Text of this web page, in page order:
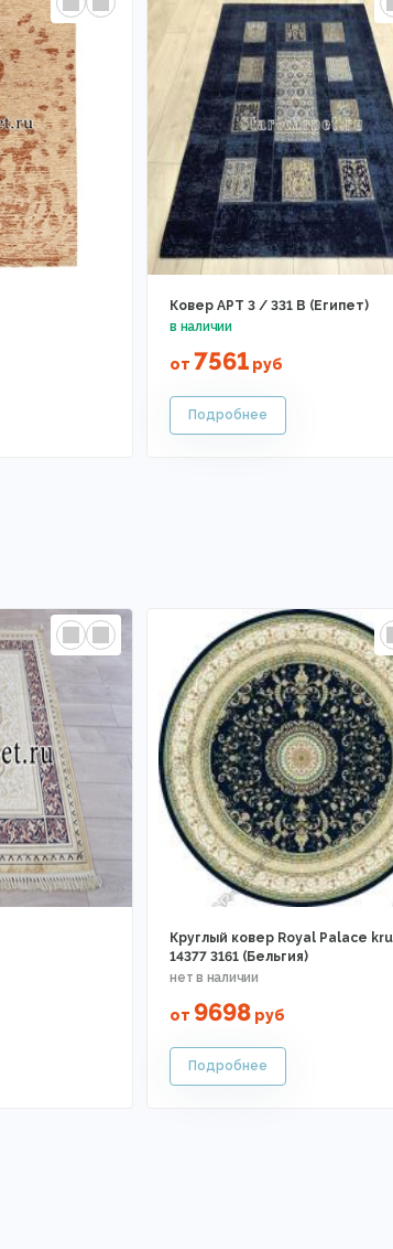
Ковер АРТ 3 / 331 B (Египет)
от 7561 руб
Круглый ковер Royal Palace
14377 3161 (Бельгия)
от 9698 руб